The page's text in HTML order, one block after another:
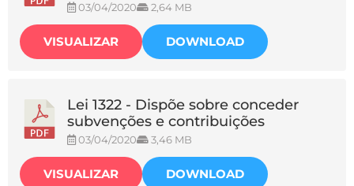
03/04/2020 2,64 MB
VISUALIZAR DOWNLOAD
Lei 1322 - Dispõe sobre conceder
subvenções e contribuições
03/04/2020 3,46 MB
VISUALIZAR DOWNLOAD